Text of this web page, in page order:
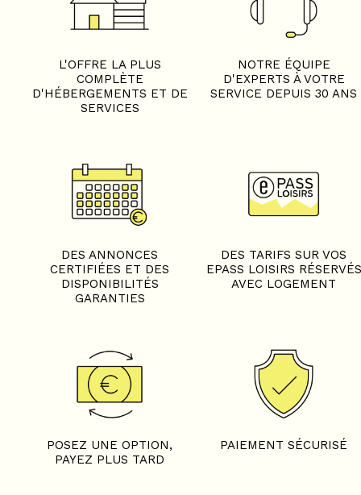
L'OFFRE LA PLUS
COMPLÈTE
D'HÉBERGEMENTS ET DE
SERVICES
NOTRE ÉQUIPE
D'EXPERTS À VOTRE
SERVICE DEPUIS 30 ANS
DES ANNONCES
CERTIFIÉES ET DES
DISPONIBILITÉS
GARANTIES
DES TARIFS SUR VOS
EPASS LOISIRS RÉSERVÉS
AVEC LOGEMENT
POSEZ UNE OPTION,
PAYEZ PLUS TARD
PAIEMENT SÉCURISÉ